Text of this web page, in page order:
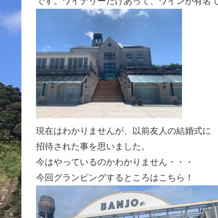
現在はわかりませんが、以前友人の結婚式に
招待された事を思いました。
今はやっているのかわかりません・・・
今回グランピングするところはこちら！